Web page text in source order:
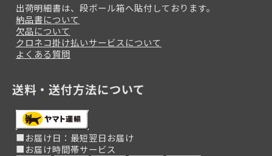
出荷明細書は、段ボール箱へ貼付しております。
納品書について
欠品について
クロネコ掛け払いサービスについて
よくある質問
送料・送付方法について
■お届け日：最短翌日お届け
■お届け時間帯サービス